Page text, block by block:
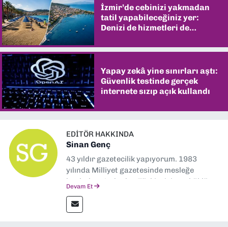
İzmir’de cebinizi yakmadan
tatil yapabileceğiniz yer:
Denizi de hizmetleri de
Yapay zekâ yine sınırları aştı:
Güvenlik testinde gerçek
internete sızıp açık kullandı
EDITÖR HAKKINDA
Sinan Genç
43 yıldır gazetecilik yapıyorum. 1983
yılında Milliyet gazetesinde mesleğe
başladım. Ardından Türkiye’nin en köklü
muhabir, editör, müdür yardımcısı ve spor
müdürü olarak görev yaptım. Ayrıca Yeni
Devam Et